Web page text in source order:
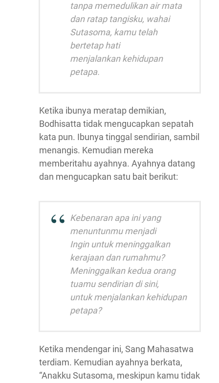
tanpa memedulikan air mata
dan ratap tangisku, wahai
Sutasoma, kamu telah
bertetap hati
menjalankan kehidupan
petapa.
Ketika ibunya meratap demikian,
Bodhisatta tidak mengucapkan sepatah
kata pun. Ibunya tinggal sendirian, sambil
menangis. Kemudian mereka
memberitahu ayahnya. Ayahnya datang
dan mengucapkan satu bait berikut:
Kebenaran apa ini yang
menuntunmu menjadi
Ingin untuk meninggalkan
kerajaan dan rumahmu?
Meninggalkan kedua orang
tuamu sendirian di sini,
untuk menjalankan kehidupan
petapa?
Ketika mendengar ini, Sang Mahasatwa
terdiam. Kemudian ayahnya berkata,
“Anakku Sutasoma, meskipun kamu tidak